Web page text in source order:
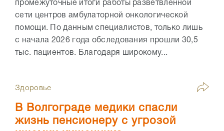
промежуточные итоги работы разветвлённой
сети центров амбулаторной онкологической
помощи. По данным специалистов, только лишь
с начала 2026 года обследования прошли 30,5
тыс. пациентов. Благодаря широкому...
Здоровье
В Волгограде медики спасли
жизнь пенсионеру с угрозой